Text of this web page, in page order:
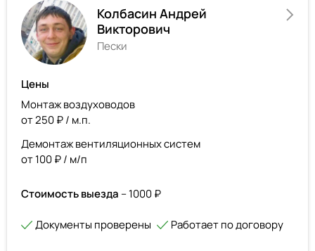
Колбасин Андрей
Викторович
Пески
Цены
Монтаж воздуховодов
от 250 ₽ / м.п.
Демонтаж вентиляционных систем
от 100 ₽ / м/п
Стоимость выезда – 1000 ₽
Документы проверены Работает по договору